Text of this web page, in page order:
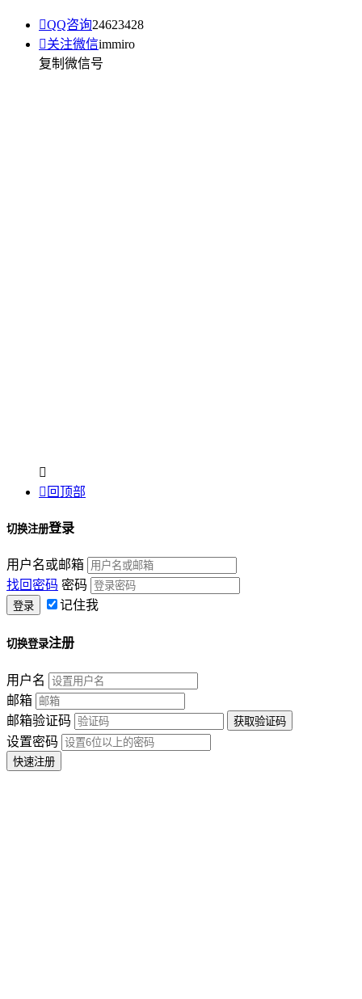
QQ咨询24623428
关注微信immiro
复制微信号

 回顶部
切换注册登录
用户名或邮箱
找回密码 密码
记住我
切换登录注册
用户名
邮箱
邮箱验证码
设置密码